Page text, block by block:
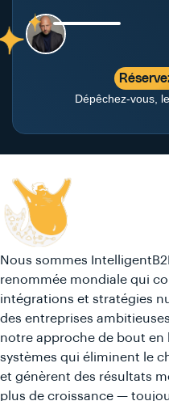
Dépêchez-vous,
Nous sommes
renommée mondiale qui
intégrations et stratégies
des entreprises
notre approche de bout
systèmes qui éliminent le
et génèrent des résultats
plus de croissance —